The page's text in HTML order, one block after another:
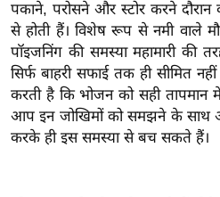
बे
मि
सा
ल
श
ख्सि
पकाने, परोसने और स्टोर करने दौरान
से होती हैं। विशेष रूप से नमी वाले
पॉइजनिंग की समस्या महामारी की
सिर्फ बाहरी सफाई तक ही सीमित
करती है कि भोजन को सही तापमान
आप इन जोखिमों को समझने के साथ
करके ही इस समस्या से बच सकते हैं।